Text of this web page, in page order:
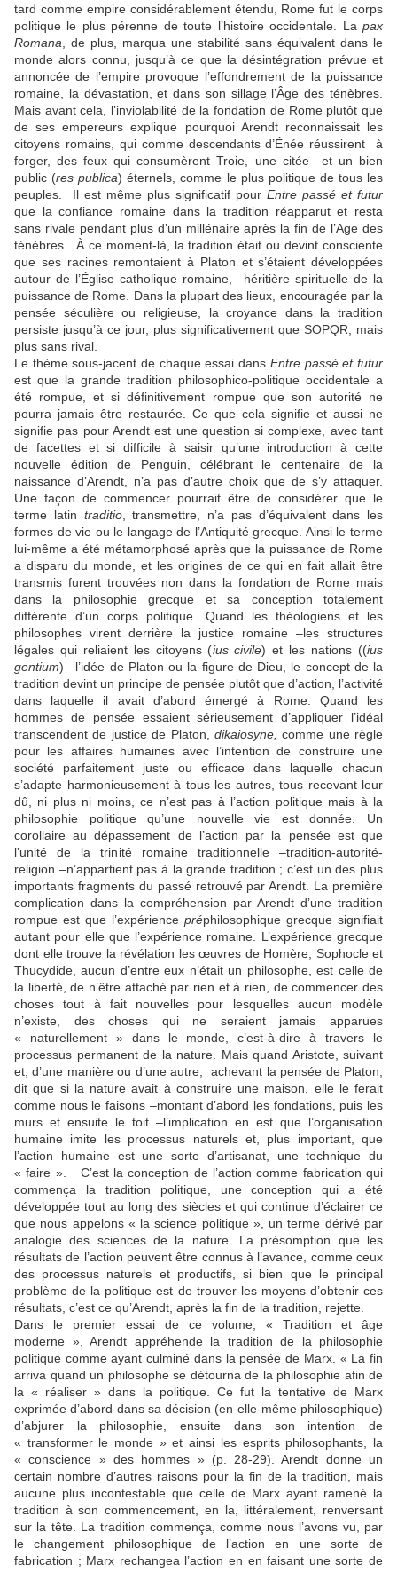
tard comme empire considérablement étendu, Rome fut le corps
politique le plus pérenne de toute l’histoire occidentale. La pax
Romana , de plus, marqua une stabilité sans équivalent dans le
monde alors connu, jusqu’à ce que la désintégration prévue et
annoncée de l’empire provoque l’effondrement de la puissance
romaine, la dévastation, et dans son sillage l’Âge des ténèbres.
Mais avant cela, l’inviolabilité de la fondation de Rome plutôt que
de ses empereurs explique pourquoi Arendt reconnaissait les
citoyens romains, qui comme descendants d’Énée réussirent à
forger, des feux qui consumèrent Troie, une citée et un bien
public (respublica) éternels, comme le plus politique de tous les
peuples. Il est même plus significatif pour Entre passé et futur
que la confiance romaine dans la tradition réapparut et resta
sans rivale pendant plus d’un millénaire après la fin de l’Age des
ténèbres. À ce moment-là, la tradition était ou devint consciente
que ses racines remontaient à Platon et s’étaient développées
autour de l’Église catholique romaine, héritière spirituelle de la
puissance de Rome. Dans la plupart des lieux, encouragée par la
pensée séculière ou religieuse, la croyance dans la tradition
persiste jusqu’à ce jour, plus significativement que SOPQR, mais
plus sans rival.
Le thème sous-jacent de chaque essai dans Entre passé et futur
est que la grande tradition philosophico-politique occidentale a
été rompue, et si définitivement rompue que son autorité ne
pourra jamais être restaurée. Ce que cela signifie et aussi ne
signifie pas pour Arendt est une question si complexe, avec tant
de facettes et si difficile à saisir qu’une introduction à cette
nouvelle édition de Penguin, célébrant le centenaire de la
naissance d’Arendt, n’a pas d’autre choix que de s’y attaquer.
Une façon de commencer pourrait être de considérer que le
terme latin traditio, transmettre, n’a pas d’équivalent dans les
formes de vie ou le langage de l’Antiquité grecque. Ainsi le terme
lui-même a été métamorphosé après que la puissance de Rome
a disparu du monde, et les origines de ce qui en fait allait être
transmis furent trouvées non dans la fondation de Rome mais
dans la philosophie grecque et sa conception totalement
différente d’un corps politique. Quand les théologiens et les
philosophes virent derrière la justice romaine –les structures
légales qui reliaient les citoyens (ius civile) et les nations ((ius
gentium) –l’idée de Platon ou la figure de Dieu, le concept de la
tradition devint un principe de pensée plutôt que d’action, l’activité
dans laquelle il avait d’abord émergé à Rome. Quand les
hommes de pensée essaient sérieusement d’appliquer l’idéal
transcendent de justice de Platon, dikaiosyne,comme une règle
pour les affaires humaines avec l’intention de construire une
société parfaitement juste ou efficace dans laquelle chacun
s’adapte harmonieusement à tous les autres, tous recevant leur
dû, ni plus ni moins, ce n’est pas à l’action politique mais à la
philosophie politique qu’une nouvelle vie est donnée. Un
corollaire au dépassement de l’action par la pensée est que
l’unité de la trinité romaine traditionnelle –tradition-autorité-
religion –n’appartient pas à la grande tradition ; c’est un des plus
importants fragments du passé retrouvé par Arendt. La première
complication dans la compréhension par Arendt d’une tradition
rompue est que l’expérience préphilosophique grecque signifiait
autant pour elle que l’expérience romaine. L’expérience grecque
dont elle trouve la révélation les œuvres de Homère, Sophocle et
Thucydide, aucun d’entre eux n’était un philosophe, est celle de
la liberté, de n’être attaché par rien et à rien, de commencer des
choses tout à fait nouvelles pour lesquelles aucun modèle
n’existe, des choses qui ne seraient jamais apparues
« naturellement » dans le monde, c’est-à-dire à travers le
processus permanent de la nature. Mais quand Aristote, suivant
et, d’une manière ou d’une autre, achevant la pensée de Platon,
dit que si la nature avait à construire une maison, elle le ferait
comme nous le faisons –montant d’abord les fondations, puis les
murs et ensuite le toit –l’implication en est que l’organisation
humaine imite les processus naturels et, plus important, que
l’action humaine est une sorte d’artisanat, une technique du
« faire ». C’est la conception de l’action comme fabrication qui
commença la tradition politique, une conception qui a été
développée tout au long des siècles et qui continue d’éclairer ce
que nous appelons « la science politique », un terme dérivé par
analogie des sciences de la nature. La présomption que les
résultats de l’action peuvent être connus à l’avance, comme ceux
des processus naturels et productifs, si bien que le principal
problème de la politique est de trouver les moyens d’obtenir ces
résultats, c’est ce qu’Arendt, après la fin de la tradition, rejette.
Dans le premier essai de ce volume, « Tradition et âge
moderne », Arendt appréhende la tradition de la philosophie
politique comme ayant culminé dans la pensée de Marx. « La fin
arriva quand un philosophe se détourna de la philosophie afin de
la « réaliser » dans la politique. Ce fut la tentative de Marx
exprimée d’abord dans sa décision (en elle-même philosophique)
d’abjurer la philosophie, ensuite dans son intention de
« transformer le monde » et ainsi les esprits philosophants, la
« conscience » des hommes » (p. 28-29). Arendt donne un
certain nombre d’autres raisons pour la fin de la tradition, mais
aucune plus incontestable que celle de Marx ayant ramené la
tradition à son commencement, en la, littéralement, renversant
sur la tête. La tradition commença, comme nous l’avons vu, par
le changement philosophique de l’action en une sorte de
fabrication ; Marx rechangea l’action en en faisant une sorte de